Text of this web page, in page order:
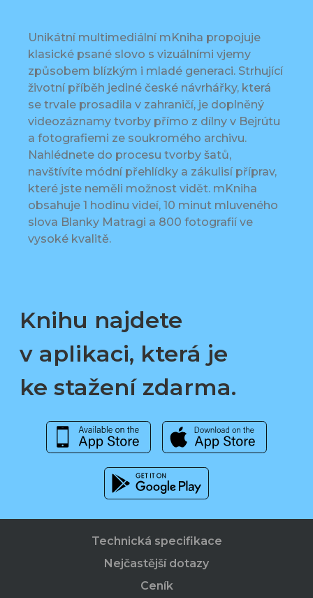
Unikátní multimediální mKniha propojuje
klasické psané slovo s vizuálními vjemy
způsobem blízkým i mladé generaci. Strhující
životní příběh jediné české návrhářky, která
se trvale prosadila v zahraničí, je doplněný
videozáznamy tvorby přímo z dílny v Bejrútu
a fotografiemi ze soukromého archivu.
Nahlédnete do procesu tvorby šatů,
navštívíte módní přehlídky a zákulisí příprav,
které jste neměli možnost vidět. mKniha
obsahuje 1 hodinu videí, 10 minut mluveného
slova Blanky Matragi a 800 fotografií ve
vysoké kvalitě.
Knihu najdete
v aplikaci, která je
ke stažení zdarma.
Technická specifikace
Nejčastější dotazy
Ceník